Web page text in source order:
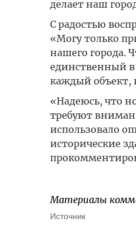
делает наш
С радостью
«Могу только
нашего города.
единственный
каждый объект,
«Надеюсь, что
требуют
использовало
исторические
Материалы
Источник